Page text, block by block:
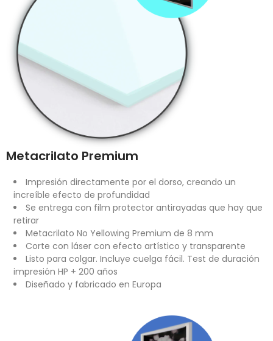
Metacrilato Premium
Impresión directamente por el dorso, creando un
increíble efecto de profundidad
Se entrega con film protector antirayadas que hay que
retirar
Metacrilato No Yellowing Premium de 8 mm
Corte con láser con efecto artístico y transparente
Listo para colgar. Incluye cuelga fácil. Test de duración
impresión HP + 200 años
Diseñado y fabricado en Europa